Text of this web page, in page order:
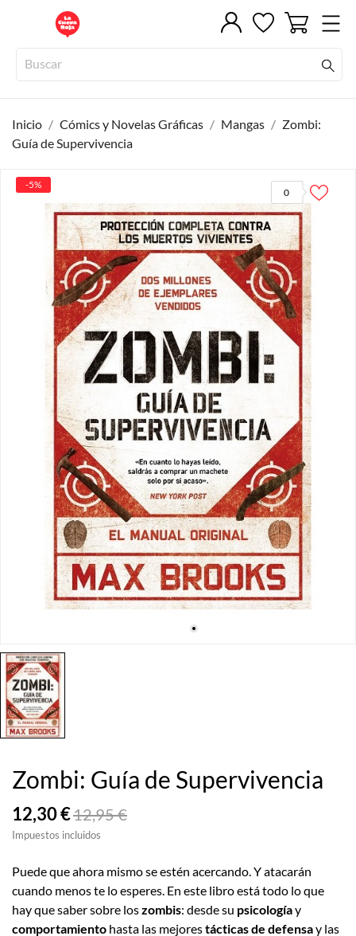
Inicio Cómics y Novelas Gráficas Mangas
Zombi:
Guía de Supervivencia
0
-5%
Zombi: Guía de Supervivencia
12,30 €12,95 €
Impuestos incluidos
Puede que ahora mismo se estén acercando. Y atacarán
cuando menos te lo esperes. En este libro está todo lo que
hay que saber sobre loszombis: desde su psicologíay
comportamiento hasta las mejorestácticas de defensay las